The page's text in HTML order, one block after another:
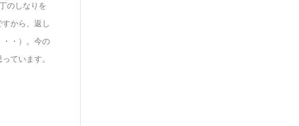
のしなりを
から、返し
・・）。今の
ています。